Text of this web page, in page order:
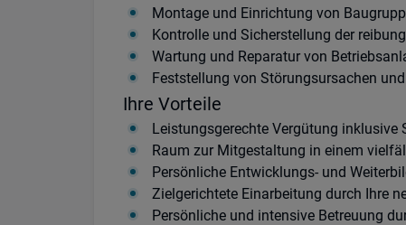
Montage und Einrichtung von
Kontrolle und Sicherstellung der
Wartung und Reparatur von
Feststellung von Störungsursachen
Ihre Vorteile
Leistungsgerechte Vergütung inklusive
Raum zur Mitgestaltung in einem
Persönliche Entwicklungs- und
Zielgerichtete Einarbeitung durch Ihre
Persönliche und intensive Betreuung